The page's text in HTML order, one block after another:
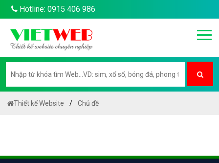
Hotline: 0915 406 986
Thiết kế Website Chủ đề